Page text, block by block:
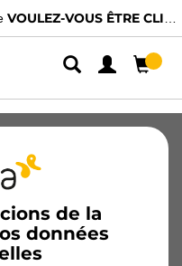
CLIENT ? Nous avons des
de la
données
Configurateurs